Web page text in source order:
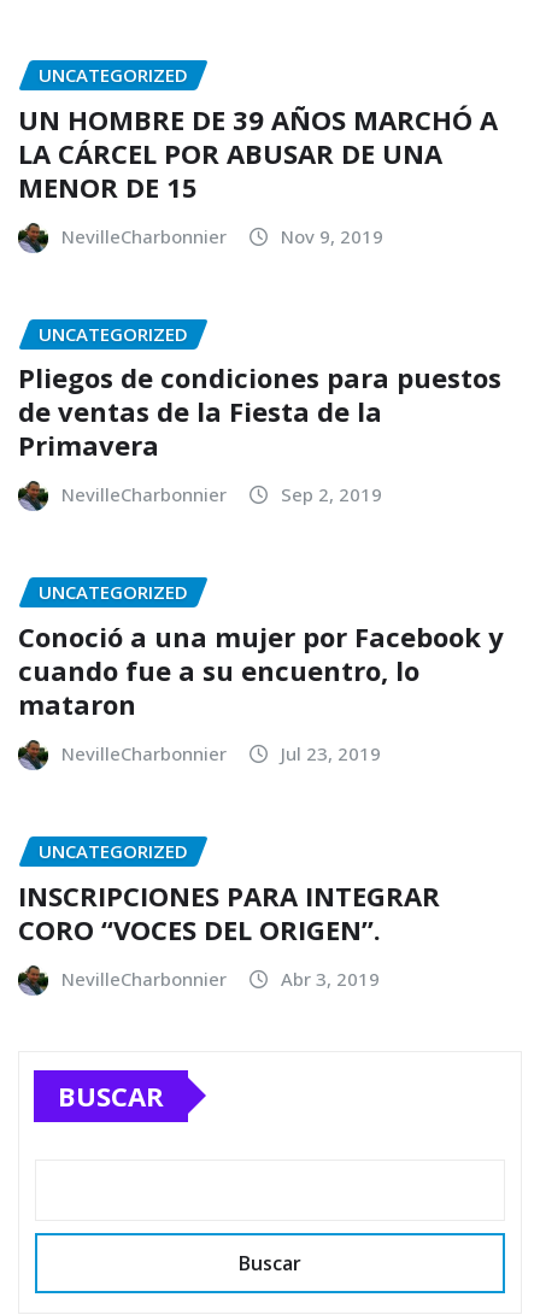
UNCATEGORIZED
UN HOMBRE DE 39 AÑOS MARCHÓ A
LA CÁRCEL POR ABUSAR DE UNA
MENOR DE 15
NevilleCharbonnier Nov 9, 2019
UNCATEGORIZED
Pliegos de condiciones para puestos
de ventas de la Fiesta de la
Primavera
NevilleCharbonnier Sep 2, 2019
UNCATEGORIZED
Conoció a una mujer por Facebook y
cuando fue a su encuentro, lo
mataron
NevilleCharbonnier Jul 23, 2019
UNCATEGORIZED
INSCRIPCIONES PARA INTEGRAR
CORO “VOCES DEL ORIGEN”.
NevilleCharbonnier Abr 3, 2019
BUSCAR
Buscar